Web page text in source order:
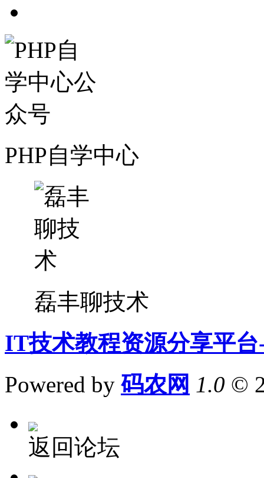
PHP自学中心
磊丰聊技术
IT技术教程资源分享平
Powered by 码农网 1.0 ©
返回论坛